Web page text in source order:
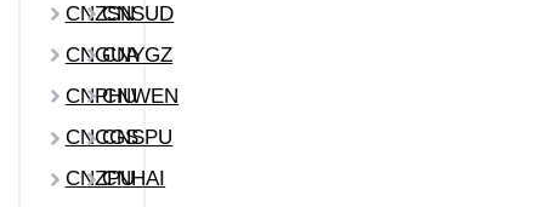
CNZSNCNSUD
CNGUACNYGZ
CNPHUCNWEN
CNCGSCNSPU
CNZPUCNHAI